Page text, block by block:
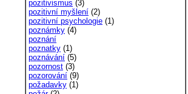
pozitivismus (3)
pozitivní myšlení (2)
pozitivní psychologie (1)
poznámky (4)
poznání
poznatky (1)
poznávání (5)
pozornost (3)
pozorování (9)
požadavky (1)